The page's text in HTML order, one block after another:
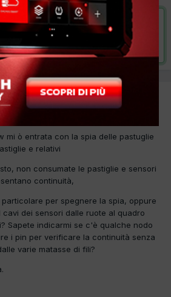
ALLA SOLUZIONE
Roby1967,4 Settembre 2017
mi ò entrata con la spia delle pastuglie
e relativi
non consumate le pastiglie e sensori
continuità,
per spegnere la spia, oppure
dei sensori dalle ruote al quadro
Sapete indicarmi se c'è qualche nodo
i pin per verificare la continuità senza
varie matasse di fili?